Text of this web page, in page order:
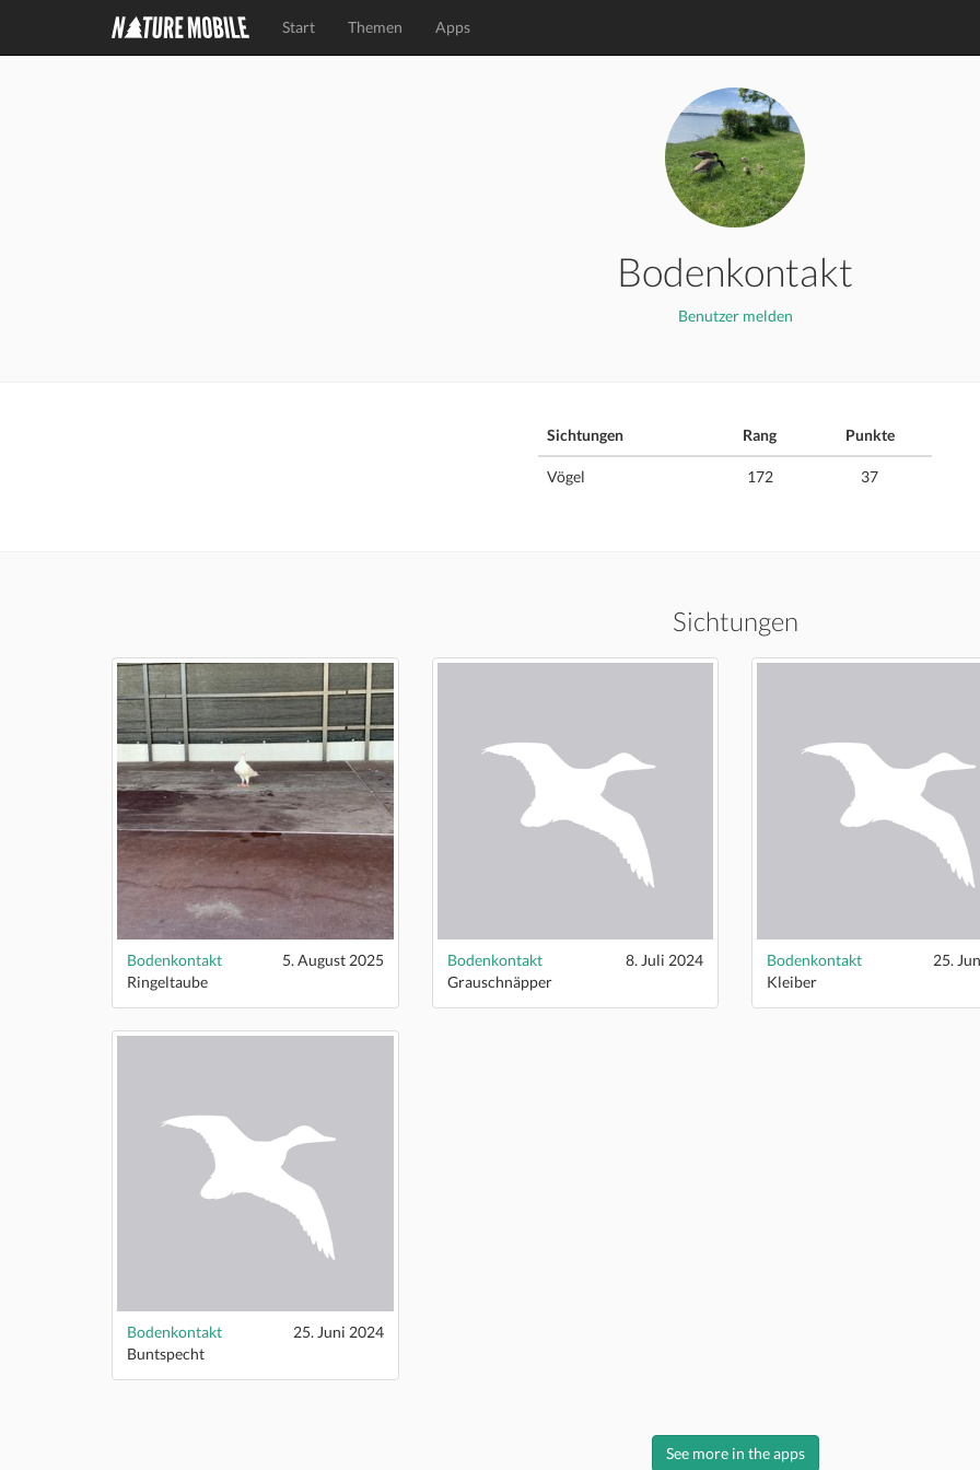
Start Themen Apps
Bodenkontakt
Benutzer melden
Sichtungen Rang Punkte
Vögel 172 37
Sichtungen
Bodenkontakt
5. August 2025
Ringeltaube
Bodenkontakt
8. Juli 2024
Grauschnäpper
Bodenkontakt
25.
Kleiber
Bodenkontakt
25. Juni 2024
Buntspecht
See more in the apps